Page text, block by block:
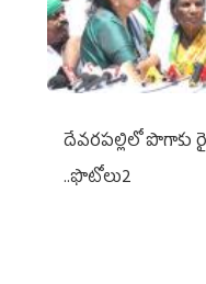
దేవరపల్లిలో
..ఫొటోలు2